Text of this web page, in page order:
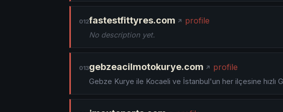
012fastestfittyres.com profile
No description yet.
013gebzeacilmotokurye.com profile
Gebze Kurye ile Kocaeli ve İstanbul'un her ilçesine